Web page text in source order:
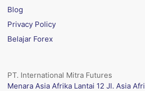
Blog
Privacy Policy
Belajar Forex
PT. International Mitra Futures
Menara Asia Afrika Lantai 12 Jl. Asia